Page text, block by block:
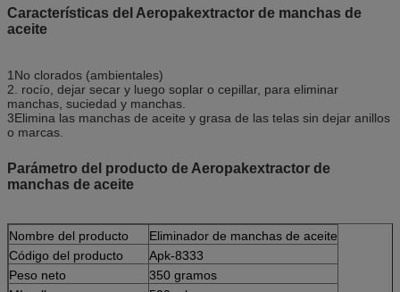
Características del Aeropakextractor de manchas de
aceite
1No clorados (ambientales)
2. rocío, dejar secar y luego soplar o cepillar, para eliminar
manchas, suciedad y manchas.
3Elimina las manchas de aceite y grasa de las telas sin dejar anillos
o marcas.
Parámetro del producto de Aeropakextractor de
manchas de aceite
Nombre del producto
Eliminador de manchas de aceite
Código del producto
Apk-8333
Peso neto
350 gramos